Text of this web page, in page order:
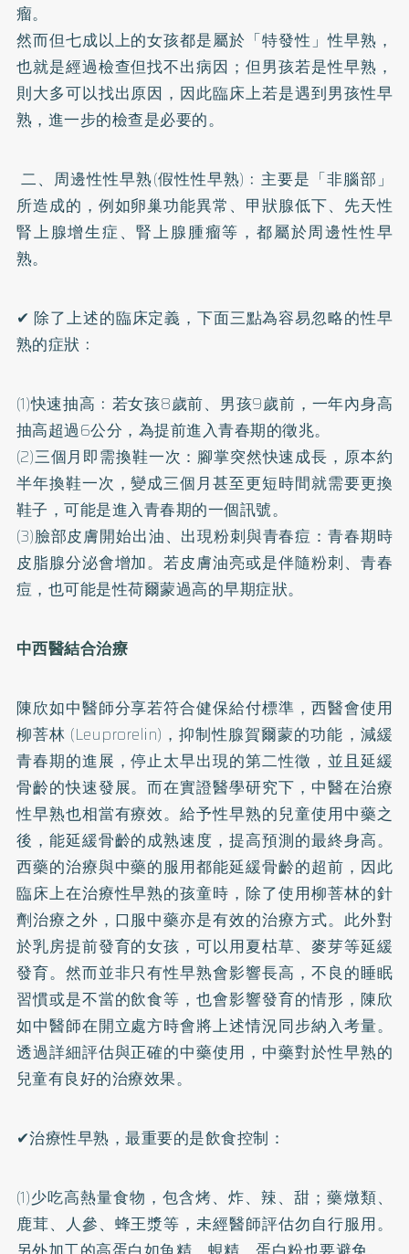
瘤。
然而但七成以上的女孩都是屬於「特發性」性早熟，
也就是經過檢查但找不出病因；但男孩若是性早熟，
則大多可以找出原因，因此臨床上若是遇到男孩性早
熟，進一步的檢查是必要的。
二、周邊性性早熟(假性性早熟)﹕主要是「非腦部」
所造成的，例如卵巢功能異常、甲狀腺低下、先天性
腎上腺增生症、腎上腺腫瘤等，都屬於周邊性性早
熟。
✔ 除了上述的臨床定義，下面三點為容易忽略的性早
熟的症狀﹕
(1)快速抽高﹕若女孩8歲前、男孩9歲前，一年內身高
抽高超過6公分，為提前進入青春期的徵兆。
(2)三個月即需換鞋一次：腳掌突然快速成長，原本約
半年換鞋一次，變成三個月甚至更短時間就需要更換
鞋子，可能是進入青春期的一個訊號。
(3)臉部皮膚開始出油、出現粉刺與青春痘：青春期時
皮脂腺分泌會增加。若皮膚油亮或是伴隨粉刺、青春
痘，也可能是性荷爾蒙過高的早期症狀。
中西醫結合治療
陳欣如中醫師分享若符合健保給付標準，西醫會使用
柳菩林 (Leuprorelin)，抑制性腺賀爾蒙的功能，減緩
青春期的進展，停止太早出現的第二性徵，並且延緩
骨齡的快速發展。而在實證醫學研究下，中醫在治療
性早熟也相當有療效。給予性早熟的兒童使用中藥之
後，能延緩骨齡的成熟速度，提高預測的最終身高。
西藥的治療與中藥的服用都能延緩骨齡的超前，因此
臨床上在治療性早熟的孩童時，除了使用柳菩林的針
劑治療之外，口服中藥亦是有效的治療方式。此外對
於乳房提前發育的女孩，可以用夏枯草、麥芽等延緩
發育。然而並非只有性早熟會影響長高，不良的睡眠
習慣或是不當的飲食等，也會影響發育的情形，陳欣
如中醫師在開立處方時會將上述情況同步納入考量。
透過詳細評估與正確的中藥使用，中藥對於性早熟的
兒童有良好的治療效果。
✔治療性早熟，最重要的是飲食控制：
(1)少吃高熱量食物，包含烤、炸、辣、甜；藥燉類、
鹿茸、人參、蜂王漿等，未經醫師評估勿自行服用。